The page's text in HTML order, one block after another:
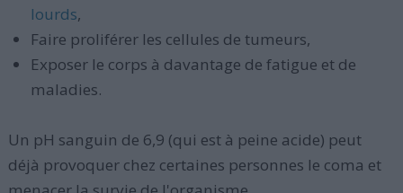
lourds,
Faire proliférer les cellules de tumeurs,
Exposer le corps à davantage de fatigue et de
maladies.
Un pH sanguin de 6,9 (qui est à peine acide) peut
déjà provoquer chez certaines personnes le coma et